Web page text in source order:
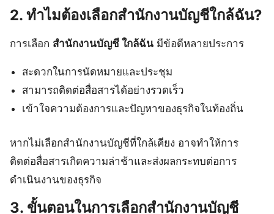
2. ทำไมต้องเลือกสำนักงานบัญชีใกล้ฉัน?
การเลือก สำนักงานบัญชี ใกล้ฉัน มีข้อดีหลายประการ
สะดวกในการนัดหมายและประชุม
สามารถติดต่อสื่อสารได้อย่างรวดเร็ว
เข้าใจความต้องการและปัญหาของธุรกิจในท้องถิ่น
หากไม่เลือกสำนักงานบัญชีที่ใกล้เคียง อาจทำให้การ
ติดต่อสื่อสารเกิดความล่าช้าและส่งผลกระทบต่อการ
ดำเนินงานของธุรกิจ
3. ขั้นตอนในการเลือกสำนักงานบัญชี